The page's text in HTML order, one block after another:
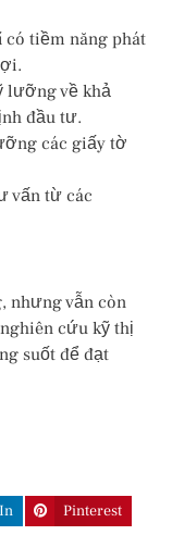
có tiềm năng phát
lưỡng về khả
đầu tư.
các giấy tờ
vấn từ các
nhưng vẫn còn
cứu kỹ thị
suốt để đạt
Pinterest